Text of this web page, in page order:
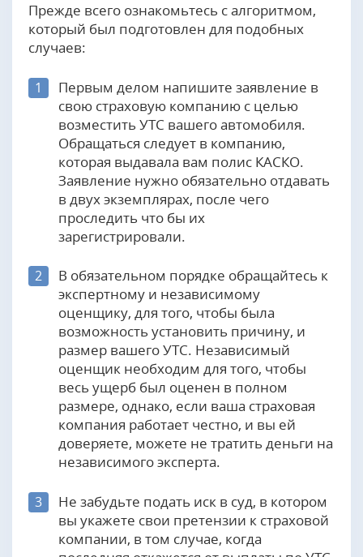
Прежде всего ознакомьтесь с алгоритмом,
который был подготовлен для подобных
случаев:
1
Первым делом напишите заявление в
свою страховую компанию с целью
возместить УТС вашего автомобиля.
Обращаться следует в компанию,
которая выдавала вам полис КАСКО.
Заявление нужно обязательно отдавать
в двух экземплярах, после чего
проследить что бы их
зарегистрировали.
2
В обязательном порядке обращайтесь к
экспертному и независимому
оценщику, для того, чтобы была
возможность установить причину, и
размер вашего УТС. Независимый
оценщик необходим для того, чтобы
весь ущерб был оценен в полном
размере, однако, если ваша страховая
компания работает честно, и вы ей
доверяете, можете не тратить деньги на
независимого эксперта.
3
Не забудьте подать иск в суд, в котором
вы укажете свои претензии к страховой
компании, в том случае, когда